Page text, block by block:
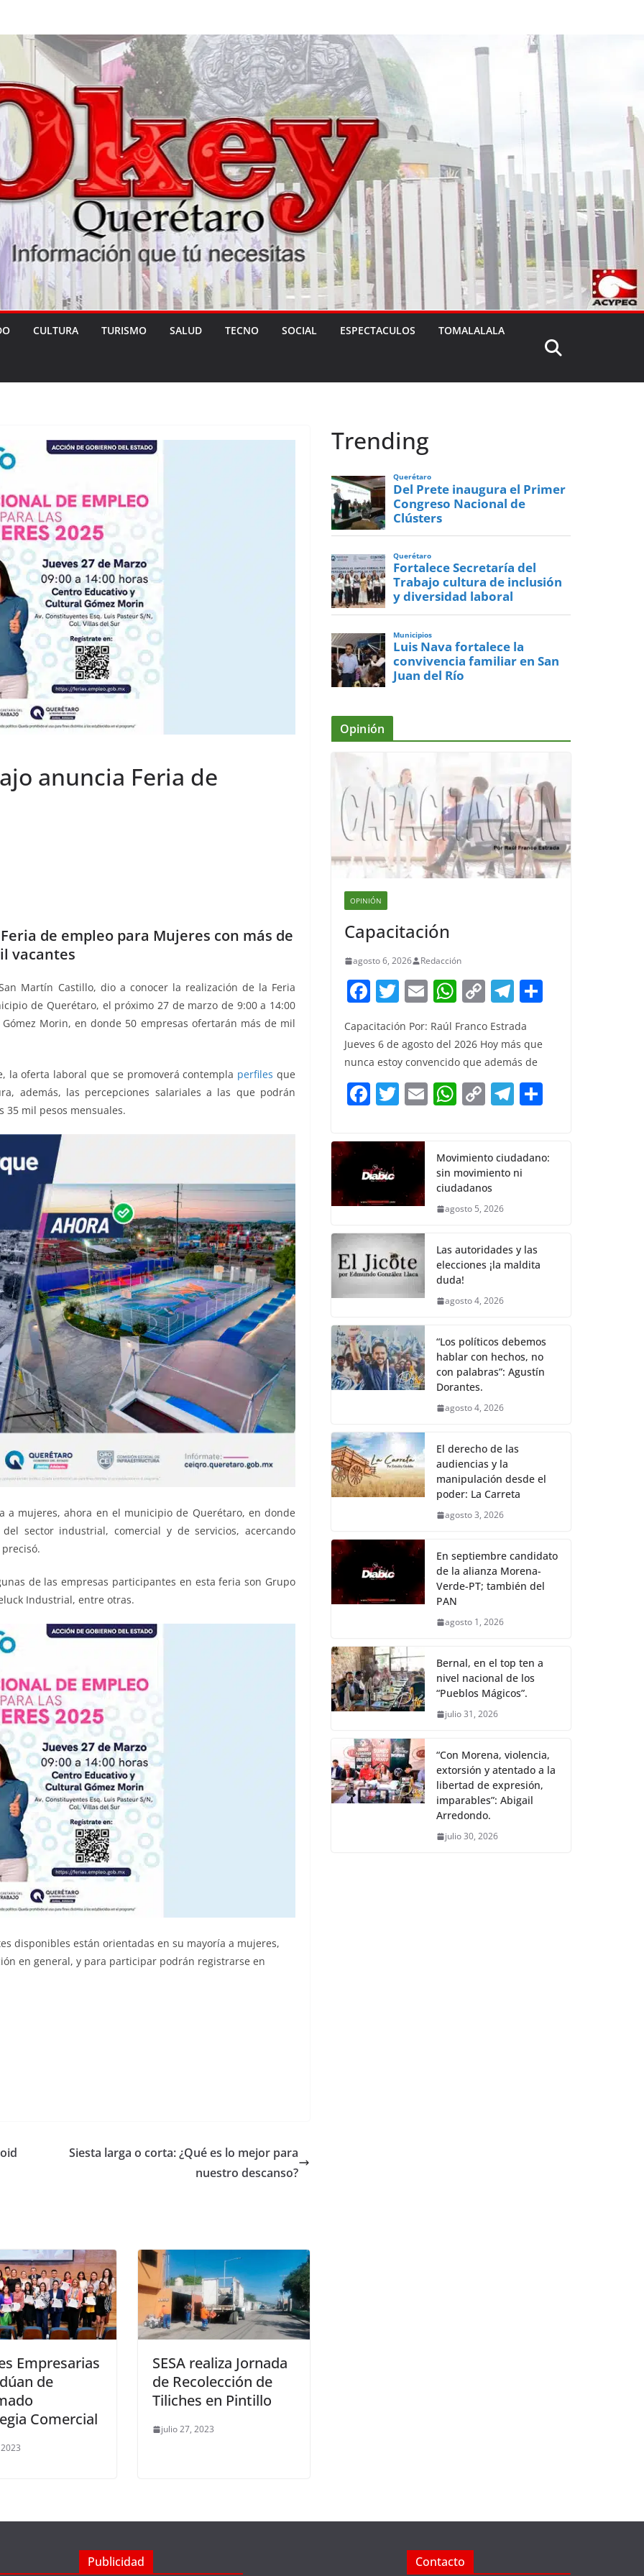
CULTURA TURISMO SALUD TECNO SOCIAL ESPECTACULOS TOMALALALA
anuncia Feria de
de empleo para Mujeres con más de
vacantes
Martín Castillo, dio a conocer la realización de la Feria
de Querétaro, el próximo 27 de marzo de 9:00 a 14:00
Morin, en donde 50 empresas ofertarán más de mil
la oferta laboral que se promoverá contempla perfiles que
además, las percepciones salariales a las que podrán
35 mil pesos mensuales.
a mujeres, ahora en el municipio de Querétaro, en donde
sector industrial, comercial y de servicios, acercando
de las empresas participantes en esta feria son Grupo
Industrial, entre otras.
disponibles están orientadas en su mayoría a mujeres,
en general, y para participar podrán registrarse en
Siesta larga o corta: ¿Qué es lo mejor para
nuestro descanso?
Empresarias
de
Comercial
SESA realiza Jornada
de Recolección de
Tiliches en Pintillo
julio 27, 2023
Trending
Querétaro
Del Prete inaugura el Primer
Congreso Nacional de
Clústers
Querétaro
Fortalece Secretaría del
Trabajo cultura de inclusión
y diversidad laboral
Municipios
Luis Nava fortalece la
convivencia familiar en San
Juan del Río
Opinión
OPINIÓN
Capacitación
agosto 6, 2026 Redacción
F
a
c
e
b
o
k
T
itt
er
E
m
ai
l
W
at
s
A
p
C
p
y
Li
n
T
el
e
gr
a
m
Capacitación Por: Raúl Franco Estrada
Jueves 6 de agosto del 2026 Hoy más que
nunca estoy convencido que además de
F
c
e
b
o
o
k
T
itt
er
E W
s
A
p
C
y
Li
n
T
gr
a
e
Movimiento ciudadano:
sin movimiento ni
ciudadanos
agosto 5, 2026
Las autoridades y las
elecciones ¡la maldita
duda!
agosto 4, 2026
“Los políticos debemos
hablar con hechos, no
con palabras”: Agustín
Dorantes.
agosto 4, 2026
El derecho de las
audiencias y la
manipulación desde el
poder: La Carreta
agosto 3, 2026
En septiembre candidato
de la alianza Morena-
Verde-PT; también del
PAN
agosto 1, 2026
Bernal, en el top ten a
nivel nacional de los
“Pueblos Mágicos”.
julio 31, 2026
“Con Morena, violencia,
extorsión y atentado a la
libertad de expresión,
imparables”: Abigail
Arredondo.
julio 30, 2026
Publicidad Contacto